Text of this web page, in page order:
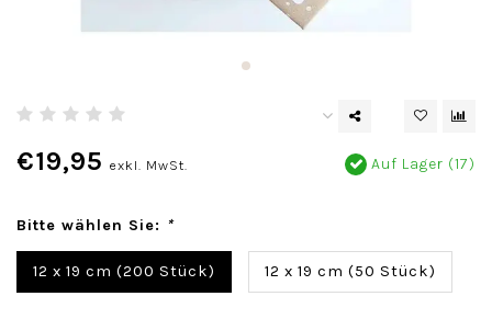
€19,95 exkl. MwSt. Auf Lager (17)
Bitte wählen Sie: *
12 x 19 cm (200 Stück) 12 x 19 cm (50 Stück)